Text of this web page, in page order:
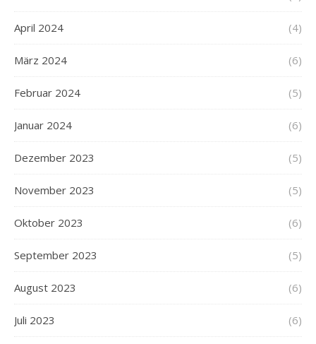
April 2024 (4)
März 2024 (6)
Februar 2024 (5)
Januar 2024 (6)
Dezember 2023 (5)
November 2023 (5)
Oktober 2023 (6)
September 2023 (5)
August 2023 (6)
Juli 2023 (6)